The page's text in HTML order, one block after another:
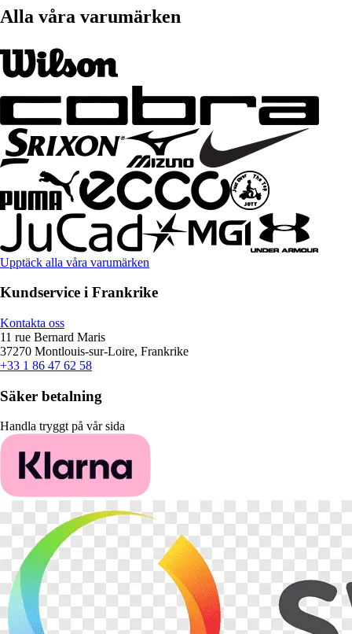
Alla våra varumärken
Upptäck alla våra varumärken
Kundservice i Frankrike
Kontakta oss
11 rue Bernard Maris
37270 Montlouis-sur-Loire, Frankrike
+33 1 86 47 62 58
Säker betalning
Handla tryggt på vår sida